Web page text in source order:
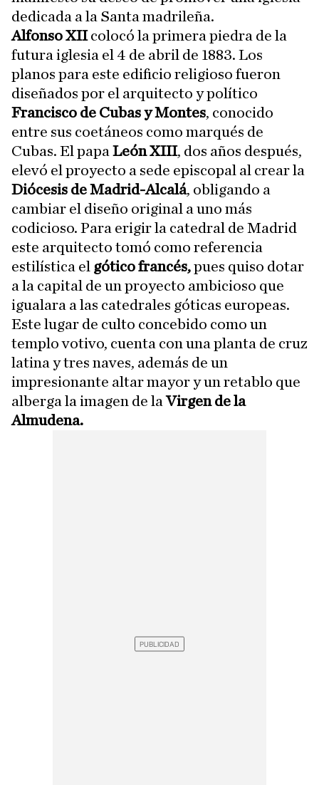
dedicada a la Santa madrileña.
Alfonso XIIcolocó la primera piedra de la
futura iglesia el 4 de abril de 1883. Los
planos para este edificio religioso fueron
diseñados por el arquitecto y político
Francisco de Cubas y Montes, conocido
entre sus coetáneos como marqués de
Cubas. El papa León XIII, dos años después,
elevó el proyecto a sede episcopal al crear la
Diócesis deMadrid-Alcalá, obligando a
cambiar el diseño original a uno más
codicioso. Para erigir la catedral de Madrid
este arquitecto tomó como referencia
estilística el gótico francés,pues quiso dotar
a la capital de un proyecto ambicioso que
igualara a las catedrales góticas europeas.
Este lugar de culto concebido como un
templo votivo, cuenta con una planta de cruz
latina y tres naves, además de un
impresionante altar mayor y un retablo que
alberga la imagen de la Virgen de la
Almudena.